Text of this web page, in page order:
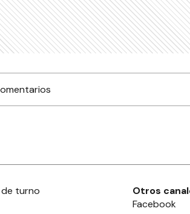
de turno
Otros
Facebook